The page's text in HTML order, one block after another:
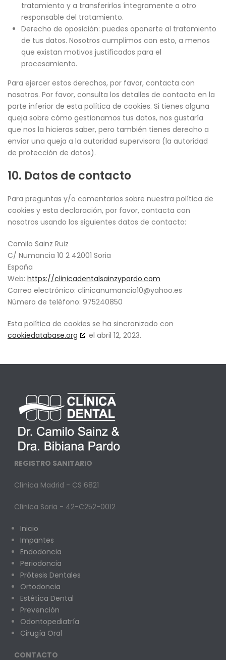
tratamiento y a transferirlos íntegramente a otro
responsable del tratamiento.
Derecho de oposición: puedes oponerte al tratamiento
de tus datos. Nosotros cumplimos con esto, a menos
que existan motivos justificados para el
procesamiento.
Para ejercer estos derechos, por favor, contacta con
nosotros. Por favor, consulta los detalles de contacto en la
parte inferior de esta política de cookies. Si tienes alguna
queja sobre cómo gestionamos tus datos, nos gustaría
que nos la hicieras saber, pero también tienes derecho a
enviar una queja a la autoridad supervisora (la autoridad
de protección de datos).
10. Datos de contacto
Para preguntas y/o comentarios sobre nuestra política de
cookies y esta declaración, por favor, contacta con
nosotros usando los siguientes datos de contacto:
Camilo Sainz Ruiz
C/ Numancia 10 2 42001 Soria
España
Web: https://clinicadentalsainzypardo.com
Correo electrónico: clinicanumancia10@yahoo.es
Número de teléfono: 975240850
Esta política de cookies se ha sincronizado con
cookiedatabase.org
el abril 12, 2023.
REGISTRO SANITARIO
Clínica Madrid - CS 6821
Clínica Soria - 42-C252-0012
Inicio
Impantes
Endodoncia
Periodoncia
Prótesis Dentales
Ortodoncia
Estética Dental
Prevención
Odontopediatría
Cirugía Oral
CONTACTO